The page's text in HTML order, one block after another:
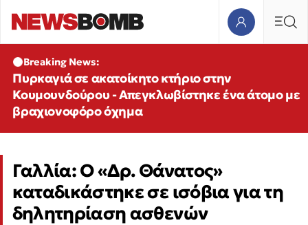
Breaking News:
Πυρκαγιά σε ακατοίκητο κτήριο στην
Κουμουνδούρου - Απεγκλωβίστηκε ένα άτομο με
βραχιονοφόρο όχημα
Γαλλία: Ο «Δρ. Θάνατος»
καταδικάστηκε σε ισόβια για τη
δηλητηρίαση ασθενών